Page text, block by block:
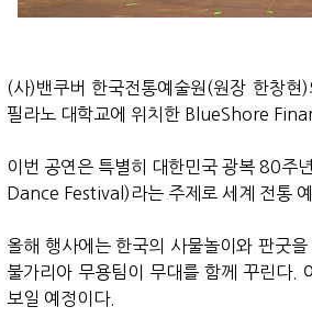
(사)밴쿠버 한국전통예술원 (원장 한창현 )
필라노 대학교에 위치한 BlueShore
이번 공연은 특별히 대한민국 광복 80주
Dance Festival)라는 주제로 세계 전통
올해 행사에는 한국의 사물놀이와 판굿을
불가리아 무용팀이 무대를 함께 꾸린다.
보일 예정이다.